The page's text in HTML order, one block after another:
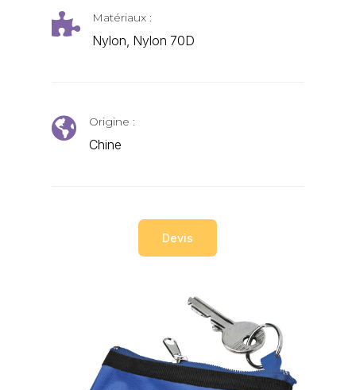
 Matériaux :
Nylon, Nylon 70D
 Origine :
Chine
Devis